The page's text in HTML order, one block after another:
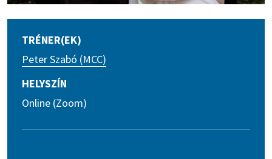
TRÉNER(EK)
Peter Szabó (MCC)
HELYSZÍN
Online (Zoom)